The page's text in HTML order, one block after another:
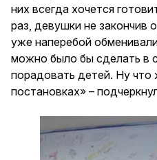
них всегда хочется
раз, девушки не закончив
уже наперебой
можно было бы сделать в
порадовать детей. Ну что
постановках» –